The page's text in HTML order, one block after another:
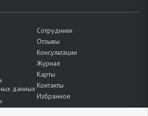
данных
Сотрудники
Отзывы
Консультации
Журнал
Карты
Контакты
Избранное